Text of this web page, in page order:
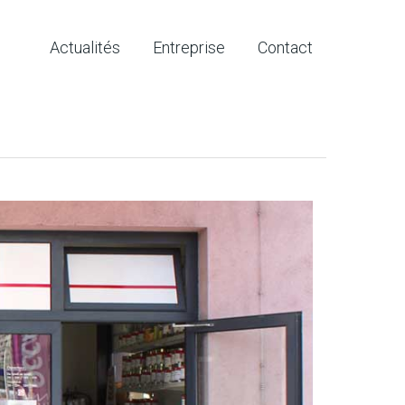
Actualités Entreprise Contact